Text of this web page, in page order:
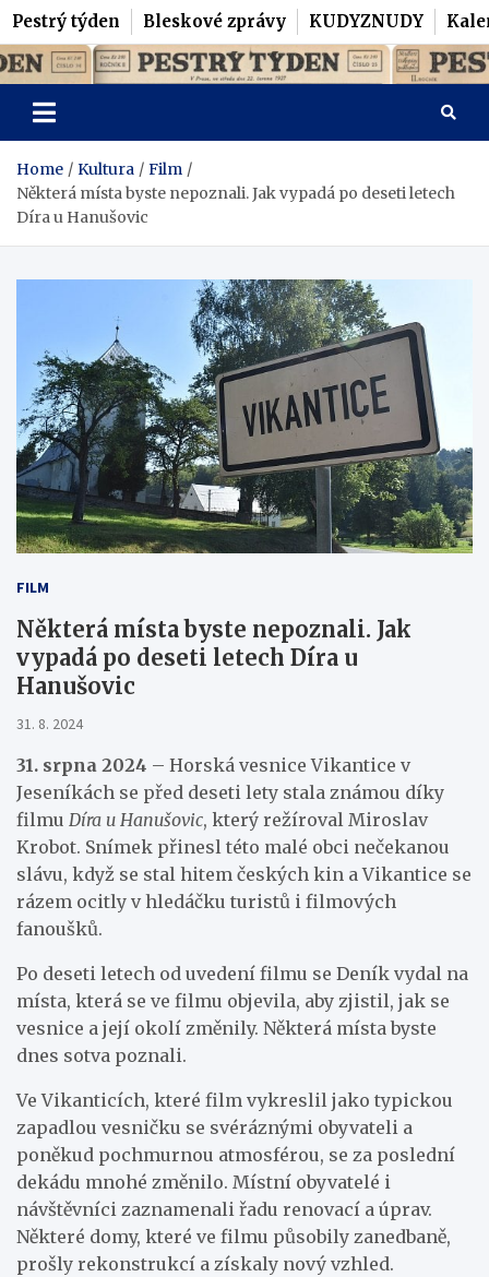
Pestrý týden Bleskové zprávy KUDYZNUDY
Skip
to
content
Pestrý Týden
Home Kultura
Film
Některá místa byste nepoznali. Jak vypadá po deseti letech
Díra u Hanušovic
FILM
Některá místa byste nepoznali. Jak
vypadá po deseti letech Díra u
Hanušovic
31. 8. 2024
31. srpna 2024 – Horská vesnice Vikantice v
Jeseníkách se před deseti lety stala známou díky
filmu Díra u Hanušovic, který režíroval Miroslav
Krobot. Snímek přinesl této malé obci nečekanou
slávu, když se stal hitem českých kin a Vikantice se
rázem ocitly v hledáčku turistů i filmových
fanoušků.
Po deseti letech od uvedení filmu se Deník vydal na
místa, která se ve filmu objevila, aby zjistil, jak se
vesnice a její okolí změnily. Některá místa byste
dnes sotva poznali.
Ve Vikanticích, které film vykreslil jako typickou
zapadlou vesničku se svéráznými obyvateli a
poněkud pochmurnou atmosférou, se za poslední
dekádu mnohé změnilo. Místní obyvatelé i
návštěvníci zaznamenali řadu renovací a úprav.
Některé domy, které ve filmu působily zanedbaně,
prošly rekonstrukcí a získaly nový vzhled.